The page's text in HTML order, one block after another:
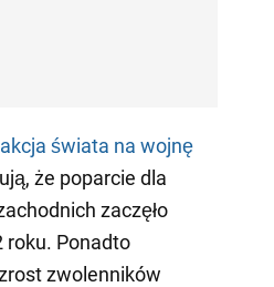
świata na wojnę
że poparcie dla
zaczęło
roku. Ponadto
zwolenników